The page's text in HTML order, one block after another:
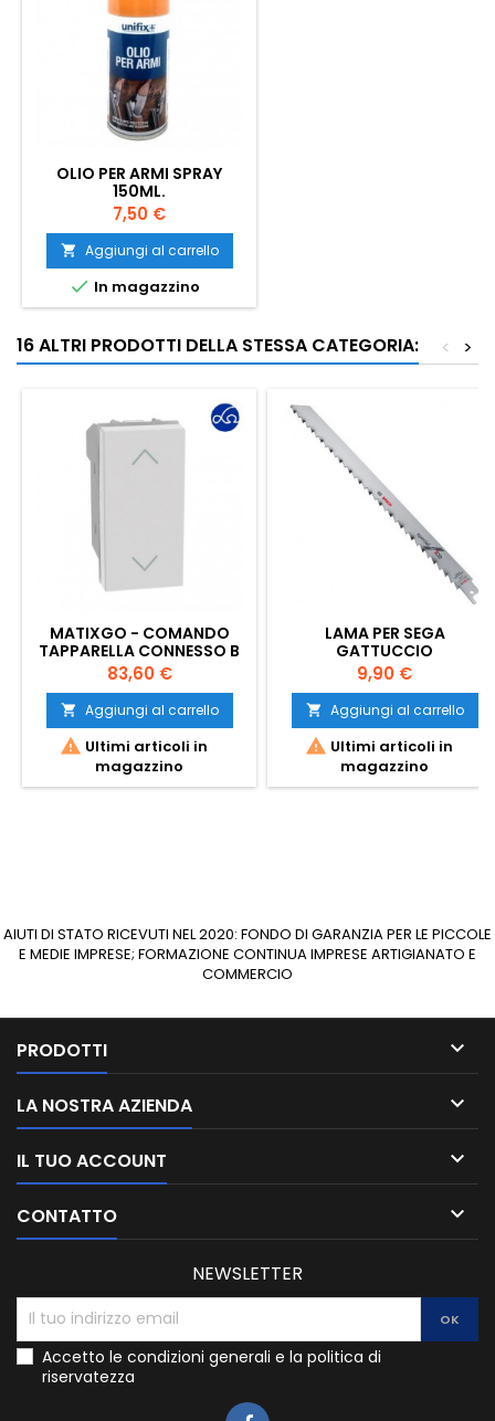
OLIO PER ARMI SPRAY
150ML.
Prezzo
7,50 €
 Aggiungi al carrello
 In magazzino
16 ALTRI PRODOTTI DELLA STESSA CATEGORIA: >
<
MATIXGO - COMANDO
TAPPARELLA CONNESSO B
Prezzo
83,60 €
 Aggiungi al carrello
 Ultimi articoli in
magazzino
LAMA PER SEGA
GATTUCCIO
Prezzo
9,90 €
 Aggiungi al carrello
 Ultimi articoli in
magazzino
AIUTI DI STATO RICEVUTI NEL 2020: FONDO DI GARANZIA PER LE PICCOLE
E MEDIE IMPRESE; FORMAZIONE CONTINUA IMPRESE ARTIGIANATO E
COMMERCIO
PRODOTTI 
LA NOSTRA AZIENDA 
IL TUO ACCOUNT 
CONTATTO 
NEWSLETTER
Accetto le condizioni generali e la politica di
riservatezza